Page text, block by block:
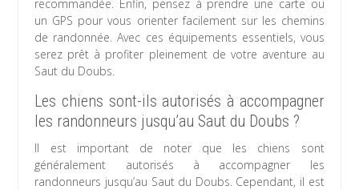
recommandée. Enfin, pensez à prendre une carte ou
un GPS pour vous orienter facilement sur les chemins
de randonnée. Avec ces équipements essentiels, vous
serez prêt à profiter pleinement de votre aventure au
Saut du Doubs.
Les chiens sont-ils autorisés à accompagner
les randonneurs jusqu’au Saut du Doubs ?
Il est important de noter que les chiens sont
généralement autorisés à accompagner les
randonneurs jusqu’au Saut du Doubs. Cependant, il est